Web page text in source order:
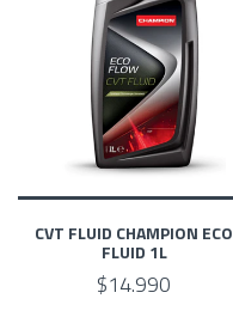
CVT FLUID CHAMPION ECO
FLUID 1L
$14.990